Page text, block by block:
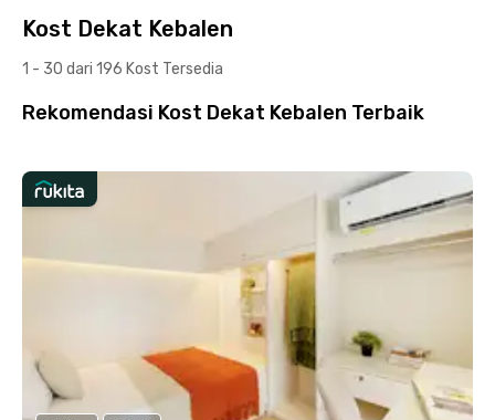
Kost Dekat Kebalen
1 - 30 dari 196 Kost Tersedia
Rekomendasi Kost Dekat Kebalen Terbaik